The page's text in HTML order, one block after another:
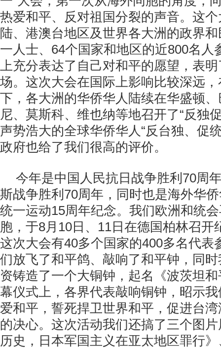
热爱和平、反对祖国分裂的声音。这
陆、港澳台地区及世界各大洲的政界
一人士、64个国家和地区的近800名人
上充分表达了自己对和平的愿望，表明
场。这次大会在国际上影响比较深远
下，各大洲的华侨华人陆续在华盛顿
尼、莫斯科、维也纳等地召开了“反独
声势浩大的全球华侨华人“反台独、促
政府也给了我们很高的评价。
今年是中国人民抗日战争胜利70周
斯战争胜利70周年，同时也是海外华
统一运动15周年纪念。我们欧洲和统
胞，于8月10日、11日在德国柏林召开
这次大会有40多个国家的400多名代表
们放飞了和平鸽、敲响了和平钟，同
资铸造了一个大铜钟，起名《波茨坦
幕仪式上，各界代表敲响铜钟，昭示
爱和平，誓死捍卫世界和平，促进台
的决心。这次活动我们还搞了三个图
历史，日本军国主义在亚太地区罪行